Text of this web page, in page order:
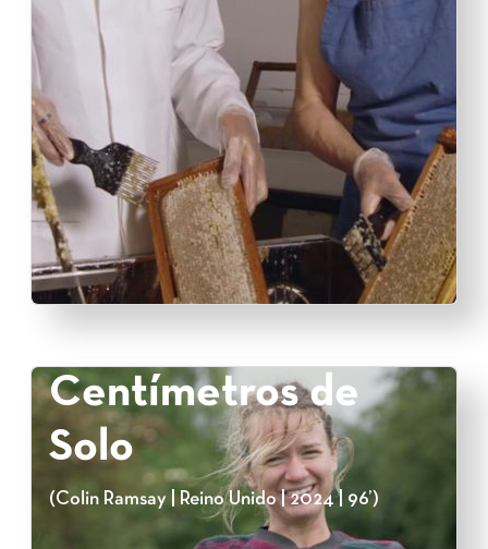
Centímetros de
Solo
(Colin Ramsay | Reino Unido | 2024 | 96’)